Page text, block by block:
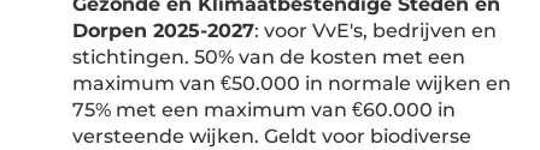
Dorpen 2025-2027: voor VvE's, bedrijven en
stichtingen. 50% van de kosten met een
maximum van €50.000 in normale wijken en
75% met een maximum van €60.000 in
versteende wijken. Geldt voor biodiverse